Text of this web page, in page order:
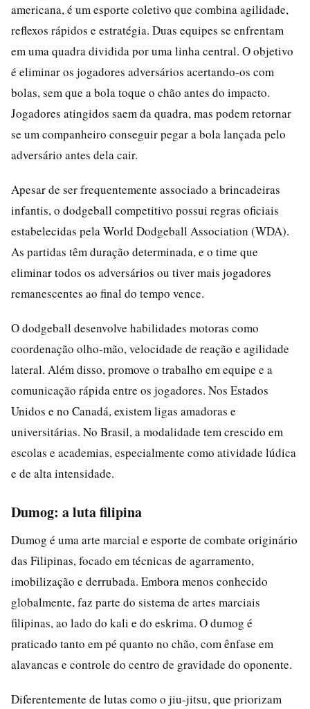
americana, é um esporte coletivo que combina agilidade,
reflexos rápidos e estratégia. Duas equipes se enfrentam
em uma quadra dividida por uma linha central. O objetivo
é eliminar os jogadores adversários acertando-os com
bolas, sem que a bola toque o chão antes do impacto.
Jogadores atingidos saem da quadra, mas podem retornar
se um companheiro conseguir pegar a bola lançada pelo
adversário antes dela cair.
Apesar de ser frequentemente associado a brincadeiras
infantis, o dodgeball competitivo possui regras oficiais
estabelecidas pela World Dodgeball Association (WDA).
As partidas têm duração determinada, e o time que
eliminar todos os adversários ou tiver mais jogadores
remanescentes ao final do tempo vence.
O dodgeball desenvolve habilidades motoras como
coordenação olho-mão, velocidade de reação e agilidade
lateral. Além disso, promove o trabalho em equipe e a
comunicação rápida entre os jogadores. Nos Estados
Unidos e no Canadá, existem ligas amadoras e
universitárias. No Brasil, a modalidade tem crescido em
escolas e academias, especialmente como atividade lúdica
e de alta intensidade.
Dumog: a luta filipina
Dumog é uma arte marcial e esporte de combate originário
das Filipinas, focado em técnicas de agarramento,
imobilização e derrubada. Embora menos conhecido
globalmente, faz parte do sistema de artes marciais
filipinas, ao lado do kali e do eskrima. O dumog é
praticado tanto em pé quanto no chão, com ênfase em
alavancas e controle do centro de gravidade do oponente.
Diferentemente de lutas como o jiu-jitsu, que priorizam